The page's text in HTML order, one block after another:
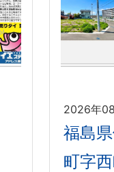
2026年
福島
町字